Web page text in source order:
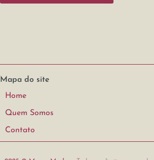
Mapa do site
Home
Quem Somos
Contato